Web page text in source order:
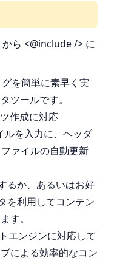
から <@include /> に
を簡単に素早く実
ツールです。
作成に対応
を入力に、ヘッダ
ァイルの自動更新
るか、あるいはお好
を利用してコンテン
す。
エンジンに対応して
による効率的なコン